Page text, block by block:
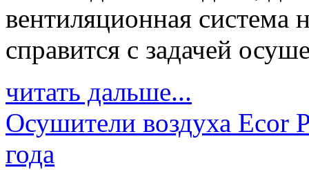
вентиляционная система
справится с задачей
читать дальше...
Осушители воздуха Ecor
года